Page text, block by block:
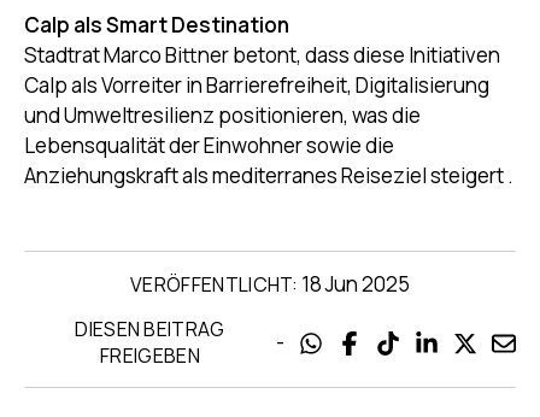
Calp als Smart Destination
Stadtrat Marco Bittner betont, dass diese Initiativen
Calp als Vorreiter in Barrierefreiheit, Digitalisierung
und Umweltresilienz positionieren, was die
Lebensqualität der Einwohner sowie die
Anziehungskraft als mediterranes Reiseziel steigert.
VERÖFFENTLICHT: 18 Jun 2025
DIESEN BEITRAG
FREIGEBEN
-